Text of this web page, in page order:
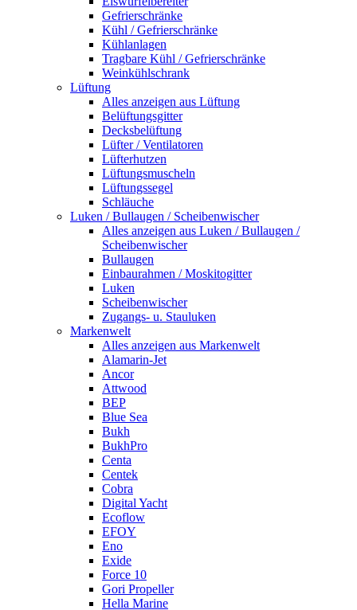
Gefrierschränke
Kühl / Gefrierschränke
Kühlanlagen
Tragbare Kühl / Gefrierschränke
Weinkühlschrank
Lüftung
Alles anzeigen aus Lüftung
Belüftungsgitter
Decksbelüftung
Lüfter / Ventilatoren
Lüfterhutzen
Lüftungsmuscheln
Lüftungssegel
Schläuche
Luken / Bullaugen / Scheibenwischer
Alles anzeigen aus Luken / Bullaugen /
Scheibenwischer
Bullaugen
Einbaurahmen / Moskitogitter
Luken
Scheibenwischer
Zugangs- u. Stauluken
Markenwelt
Alles anzeigen aus Markenwelt
Alamarin-Jet
Ancor
Attwood
BEP
Blue Sea
Bukh
BukhPro
Centa
Centek
Cobra
Digital Yacht
Ecoflow
EFOY
Eno
Exide
Force 10
Gori Propeller
Hella Marine